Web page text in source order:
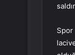
Spor